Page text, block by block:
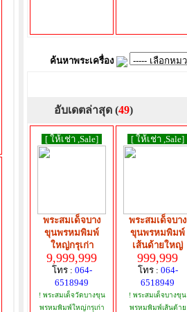
ค้นหาพระเครื่อง
อับเดตล่าสุด (49)
[ ให้เช่า ,Sale]
พระสมเด็จบาง
ขุนพรหมพิมพ์
ใหญ่กรุเก่า
9,999,999
โทร : 064-
6518949
! พระสมเด็จวัดบางขุน
พรหมพิมพ์ใหญ่กรุเก่า
[ ให้เช่า ,Sale]
พระสมเด็จบาง
ขุนพรหมพิมพ์
เส้นด้ายใหญ่
999,999
โทร : 064-
6518949
! พระสมเด็จบางขุน
พรหมพิมพ์เส้นด้าย